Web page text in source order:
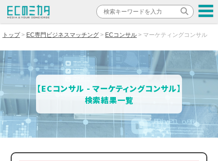
トップ EC専門ビジネスマッチング ECコンサル マーケティングコンサル
【ECコンサル - マーケティングコンサル】
検索結果一覧